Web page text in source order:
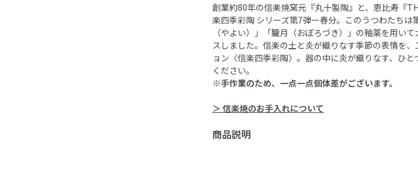
創業約80年の信楽焼窯元『丸十製陶』と、恵比寿『
楽四季彩陶 シリーズ第7弾ー春分。このうつわたち
（やよい）」「朧月（おぼろづき）」の釉薬を用い
スしました。信楽の土と炎が織りなす季節の表情を
ョン〈信楽四季彩陶〉。器の中に炎が織りなす、ひ
ください。
※手作業のため、一点一点個体差がございます。
＞ 信楽焼のお手入れについて
商品説明